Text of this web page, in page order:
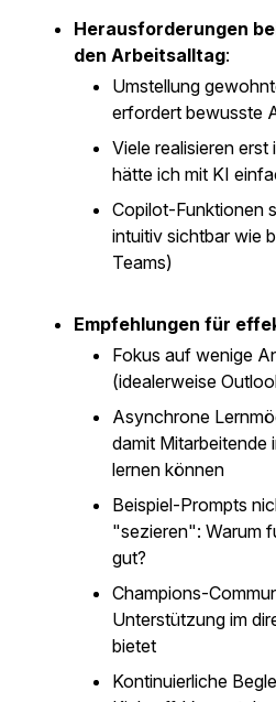
Herausforderungen
den Arbeitsalltag:
Umstellung
erfordert bewusste
Viele realisieren
hätte ich mit KI
Copilot-Funktionen
intuitiv sichtbar wie
Teams)
Empfehlungen für
Fokus auf wenige
(idealerweise
Asynchrone
damit Mitarbeitende
lernen können
Beispiel-Prompts
"sezieren": Warum
gut?
Champions-
Unterstützung im
bietet
Kontinuierliche